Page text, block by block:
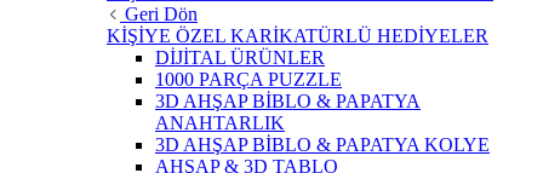
Geri Dön
KİŞİYE ÖZEL KARİKATÜRLÜ HEDİYELER
DİJİTAL ÜRÜNLER
1000 PARÇA PUZZLE
3D AHŞAP BİBLO & PAPATYA
ANAHTARLIK
3D AHŞAP BİBLO & PAPATYA KOLYE
AHŞAP & 3D TABLO